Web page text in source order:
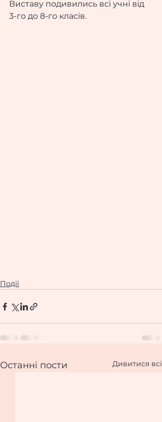
Виставу подивились всі учні від
3-го до 8-го класів.
Події
Останні пости Дивитися всі